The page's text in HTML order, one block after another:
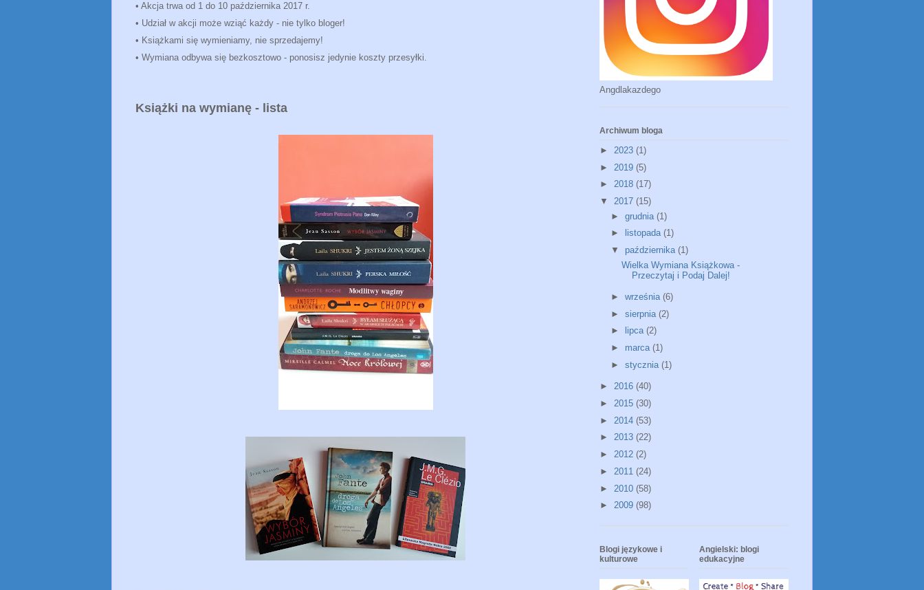
• Akcja trwa od 1 do 10 października 2017 r.
• Udział w akcji może wziąć każdy - nie tylko bloger!
• Książkami się wymieniamy, nie sprzedajemy!
• Wymiana odbywa się bezkosztowo - ponosisz jedynie koszty przesyłki.
Książki na wymianę - lista
Angdlakazdego
Archiwum bloga
► 2023 (1)
► 2019 (5)
► 2018 (17)
▼ 2017 (15)
► grudnia (1)
►
listopada (1)
▼ października (1)
Wielka Wymiana Książkowa -
Przeczytaj i Podaj Dalej!
► września (6)
► sierpnia (2)
►
lipca (2)
► marca (1)
► stycznia (1)
► 2016 (40)
► 2015 (30)
► 2014 (53)
► 2013 (22)
► 2012 (2)
► 2011 (24)
► 2010 (58)
► 2009 (98)
Blogi językowe i
kulturowe
Angielski: blogi
edukacyjne